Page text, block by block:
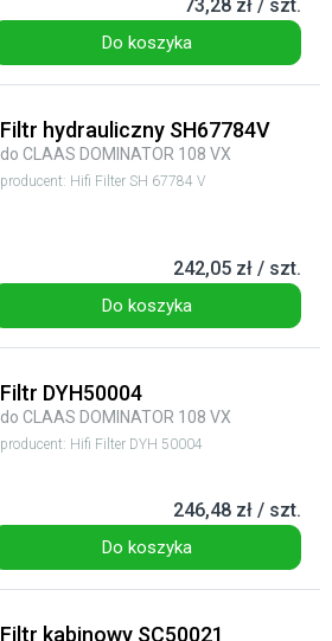
73,28 zł / szt.
Do koszyka
Filtr hydrauliczny SH67784V
do CLAAS DOMINATOR 108 VX
producent: Hifi Filter SH 67784 V
242,05 zł / szt.
Do koszyka
Filtr DYH50004
do CLAAS DOMINATOR 108 VX
producent: Hifi Filter DYH 50004
246,48 zł / szt.
Do koszyka
Filtr kabinowy SC50021